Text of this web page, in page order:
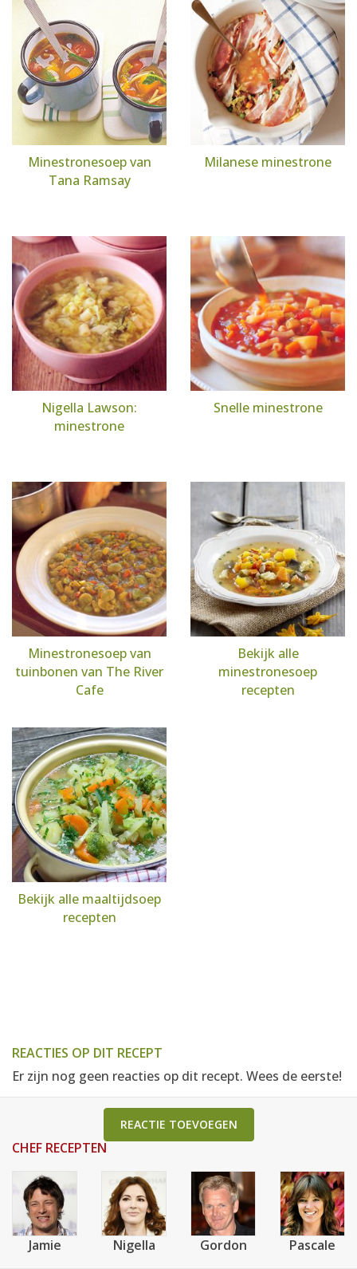
Minestronesoep van
Tana Ramsay
Milanese minestrone
Nigella Lawson:
minestrone
Snelle minestrone
Minestronesoep van
tuinbonen van The River
Cafe
Bekijk alle
minestronesoep
recepten
Bekijk alle maaltijdsoep
recepten
REACTIES OP DIT RECEPT
Er zijn nog geen reacties op dit recept. Wees de eerste!
REACTIE TOEVOEGEN
CHEF RECEPTEN
Jamie Nigella Gordon Pascale